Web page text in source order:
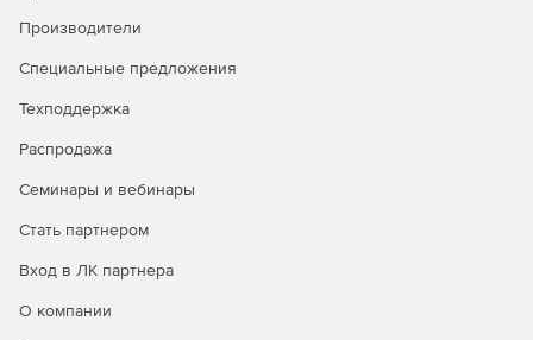
Производители
Специальные предложения
Техподдержка
Распродажа
Семинары и вебинары
Стать партнером
Вход в ЛК партнера
О компании